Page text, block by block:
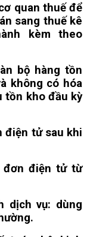
quan thuế để
sang thuế kê
kèm theo
bộ hàng tồn
không có hóa
tồn kho đầu kỳ
điện tử sau khi
đơn điện tử từ
dịch vụ: dùng